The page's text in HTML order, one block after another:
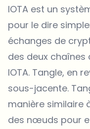
IOTA est un
pour le dire
échanges de
des deux
IOTA. Tangle, en
sous-jacente.
manière similaire
des nœuds pour